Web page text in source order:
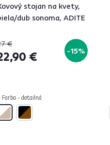
stojan na kvety,
dub sonoma, ADITE
€
€ -15%
Farba - detailná